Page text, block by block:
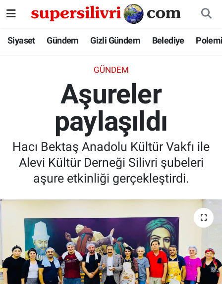
Siyaset Gündem Gizli Gündem Belediye
GÜNDEM
Aşureler
paylaşıldı
Hacı Bektaş Anadolu Kültür Vakfı ile
Alevi Kültür Derneği Silivri şubeleri
aşure etkinliği gerçekleştirdi.
Siyaset
Gizli Gündem
Polemik
İstanbul Nöbetçi Eczaneler
İstanbul Hava Durumu
İstanbul Namaz Vakitleri
İstanbul Trafik Yoğunluk Haritası
Süper Lig Puan Durumu ve Fikstür
Tüm Manşetler